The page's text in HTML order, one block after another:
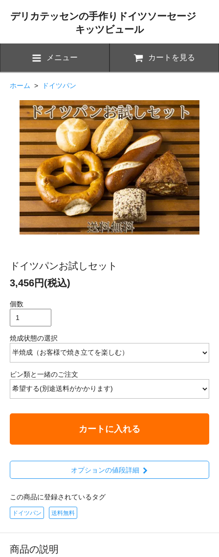
デリカテッセンの手作りドイツソーセージ
キッツビュール
メニュー カートを見る
ホーム > ドイツパン
ドイツパンお試しセット
3,456円(税込)
個数
焼成状態の選択
ビン類と一緒のご注文
カートに入れる
オプションの値段詳細
この商品に登録されているタグ
ドイツパン 送料無料
商品の説明